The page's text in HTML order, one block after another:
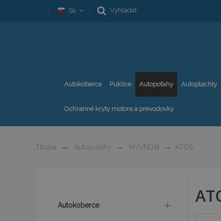
Sk Vyhľadať
Autokoberce Puklice Autopoťahy Autoplachty
Ochranné kryty motora a prevodovky
Titulka Autopoťahy HYUNDAI ATOS
Autokoberce